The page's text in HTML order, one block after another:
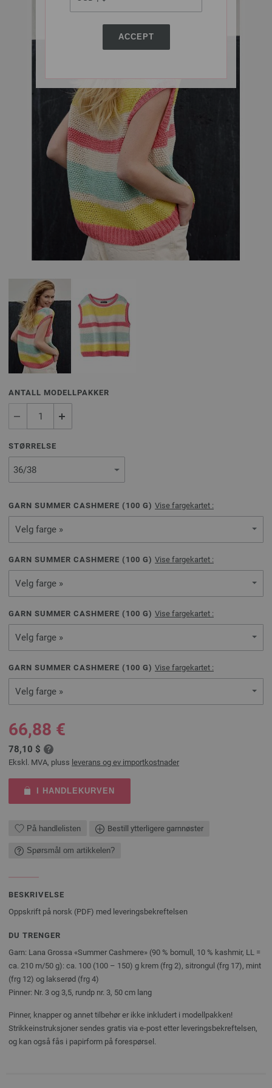
ACCEPT
ANTALL MODELLPAKKER
STØRRELSE
GARN SUMMER CASHMERE ( 100 G) Vise fargekartet :
Velg farge »
GARN SUMMER CASHMERE ( 100 G) Vise fargekartet :
Velg farge »
GARN SUMMER CASHMERE ( 100 G) Vise fargekartet :
Velg farge »
GARN SUMMER CASHMERE ( 100 G) Vise fargekartet :
Velg farge »
66,88 €
78,10 $
Ekskl. MVA, pluss leverans og ev importkostnader
I HANDLEKURVEN
På handlelisten Bestill ytterligere garnnøster
Spørsmål om artikkelen?
BESKRIVELSE
Oppskrift på norsk (PDF) med leveringsbekreftelsen
DU TRENGER
Garn: Lana Grossa «Summer Cashmere» (90 % bomull, 10 % kashmir, LL =
ca. 210 m/50 g): ca. 100 (100 – 150) g krem (frg 2), sitrongul (frg 17), mint
(frg 12) og lakserød (frg 4)
Pinner: Nr. 3 og 3,5, rundp nr. 3, 50 cm lang
Pinner, knapper og annet tilbehør er ikke inkludert i modellpakken!
Strikkeinstruksjoner sendes gratis via e-post etter leveringsbekreftelsen,
og kan også fås i papirform på forespørsel.